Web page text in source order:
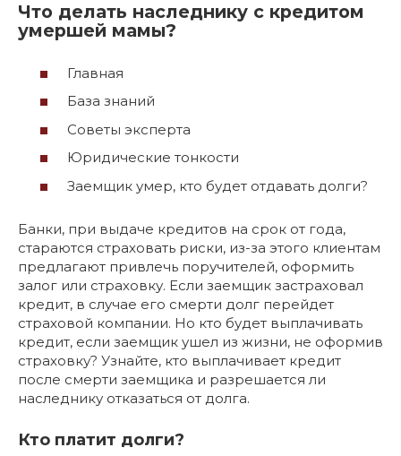
Что делать наследнику с кредитом
умершей мамы?
Главная
База знаний
Советы эксперта
Юридические тонкости
Заемщик умер, кто будет отдавать долги?
Банки, при выдаче кредитов на срок от года,
стараются страховать риски, из-за этого клиентам
предлагают привлечь поручителей, оформить
залог или страховку. Если заемщик застраховал
кредит, в случае его смерти долг перейдет
страховой компании. Но кто будет выплачивать
кредит, если заемщик ушел из жизни, не оформив
страховку? Узнайте, кто выплачивает кредит
после смерти заемщика и разрешается ли
наследнику отказаться от долга.
Кто платит долги?